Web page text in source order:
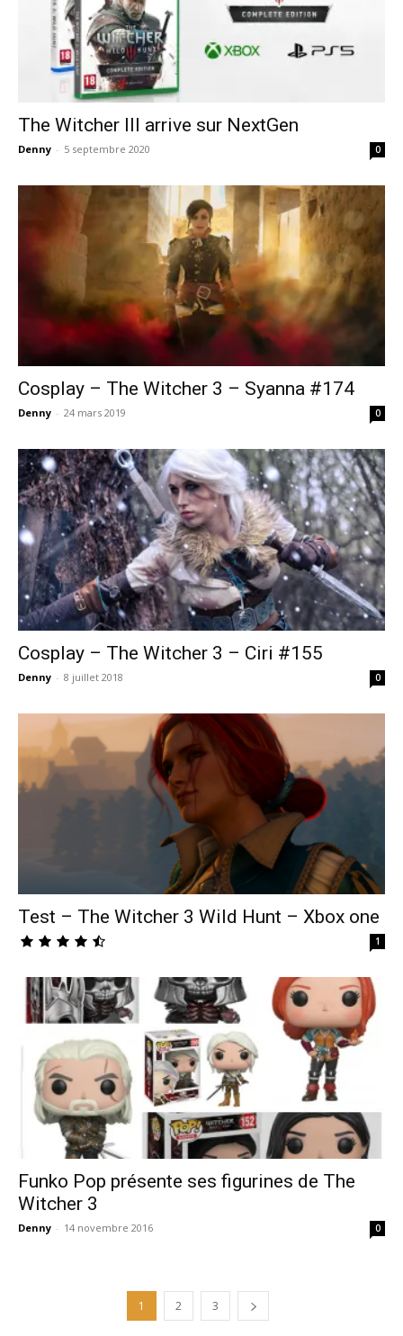
The Witcher III arrive sur NextGen
Denny - 5 septembre 2020 0
Cosplay – The Witcher 3 – Syanna #174
Denny - 24 mars 2019 0
Cosplay – The Witcher 3 – Ciri #155
Denny - 8 juillet 2018 0
Test – The Witcher 3 Wild Hunt – Xbox one
1
Funko Pop présente ses figurines de The
Witcher 3
Denny - 14 novembre 2016 0
1 2 3